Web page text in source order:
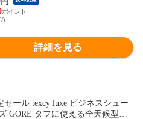
詳細を見る
セール texcy luxe ビジネスシュー
GORE タフに使える全天候型ビ